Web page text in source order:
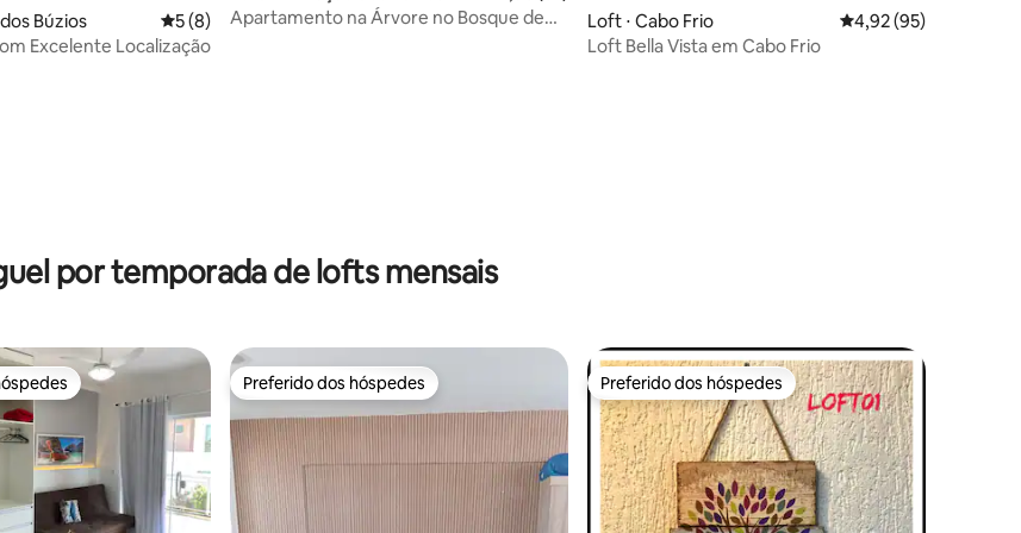
5, 45 avaliações
Búzios 5 de uma avaliação média de 5, 8 avaliações
5 (8)
Excelente Localização
Apartamento na Árvore no Bosque de
Loft ⋅ Cabo Frio 4,92 de uma
4,92 (95)
Loft Bella Vista em Cabo Frio
por temporada de lofts mensais
Preferido dos hóspedes
Preferido dos hóspedes Preferido dos hóspedes
Preferido dos hóspedes